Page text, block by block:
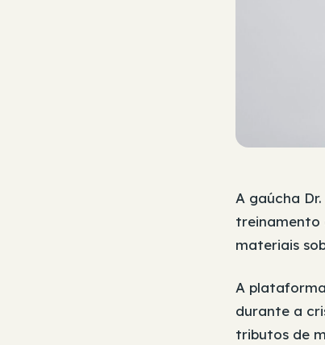
A gaúcha
treinamento
materiais
A
durante a
tributos de